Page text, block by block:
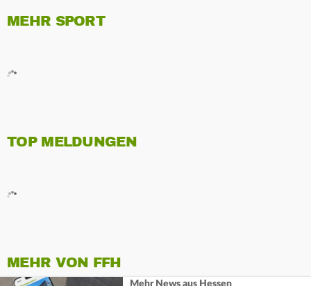
MEHR SPORT
TOP MELDUNGEN
MEHR VON FFH
Mehr News aus Hessen